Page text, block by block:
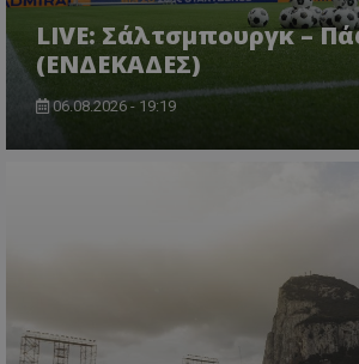
LIVE: Σάλτσμπουργκ –
(ΕΝΔΕΚΑΔΕΣ)
06.08.2026 - 19:19